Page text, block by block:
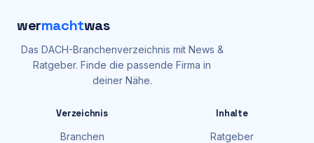
wermachtwas
Das DACH-Branchenverzeichnis mit News &
Ratgeber. Finde die passende Firma in
deiner Nähe.
Verzeichnis
Branchen
Inhalte
Ratgeber